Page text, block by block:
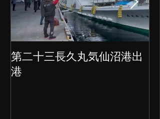
第二十三長久丸気仙沼港出
港